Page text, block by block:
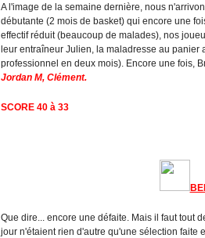
A l'image de la semaine dernière, nous
débutante (2 mois de basket) qui encore une
effectif réduit (beaucoup de malades), nos
leur entraîneur Julien, la maladresse au panier
professionnel en deux mois). Encore une fois,
Jordan M, Clément.
SCORE 40 à 33
Que dire... encore une défaite. Mais il faut tout
jour n'étaient rien d'autre qu'une sélection faite